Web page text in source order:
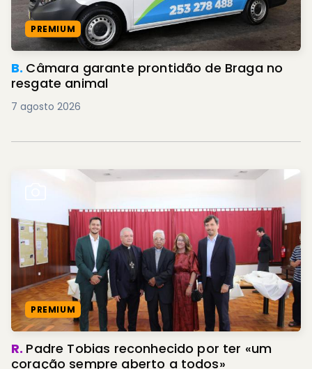
PREMIUM
B. Câmara garante prontidão de Braga no
resgate animal
7 agosto 2026
PREMIUM
R. Padre Tobias reconhecido por ter «um
coração sempre aberto a todos»